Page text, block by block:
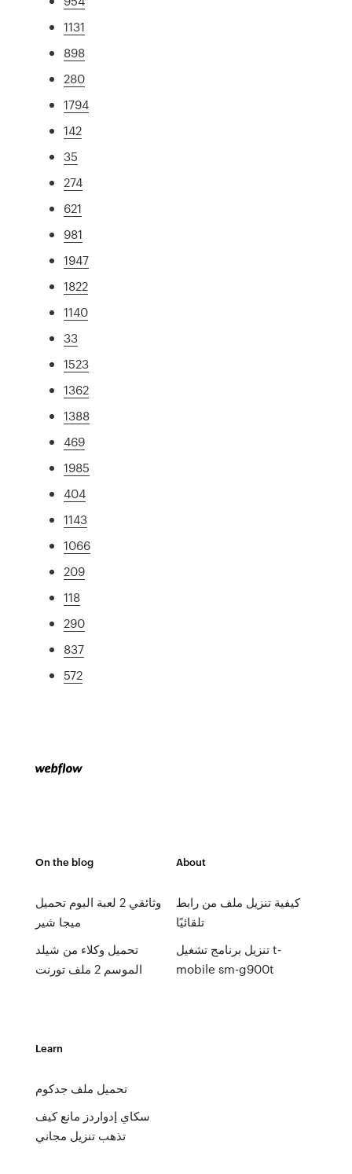
1131
898
280
1794
142
35
274
621
981
1947
1822
1140
33
1523
1362
1388
469
1985
404
1143
1066
209
118
290
837
572
On the blog
وثائقي 2 لعبة البوم تحميل
ميجا شير
تحميل وكلاء من شيلد
الموسم 2 ملف تورنت
About
كيفية تنزيل ملف من رابط
تلقائيًا
تنزيل برنامج تشغيل t-
mobile sm-g900t
Learn
تحميل ملف جدكوم
سكاي إدواردز مانع كيف
تذهب تنزيل مجاني